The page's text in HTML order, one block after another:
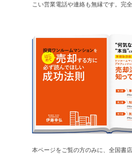
こい営業電話や連絡も無縁です。完全
本ページをご覧の方のみに、全国書